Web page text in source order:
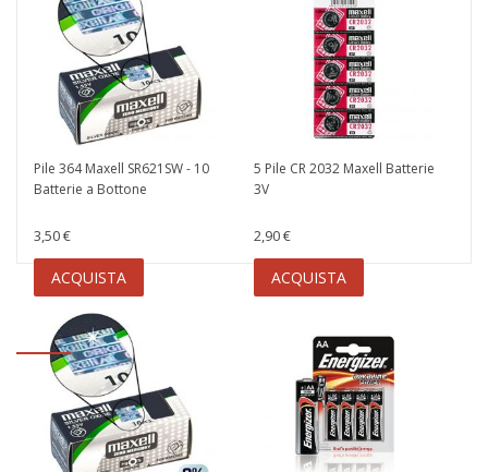
Pile 364 Maxell SR621SW - 10
Batterie a Bottone
3,50 €
ACQUISTA
5 Pile CR 2032 Maxell Batterie
3V
2,90 €
ACQUISTA